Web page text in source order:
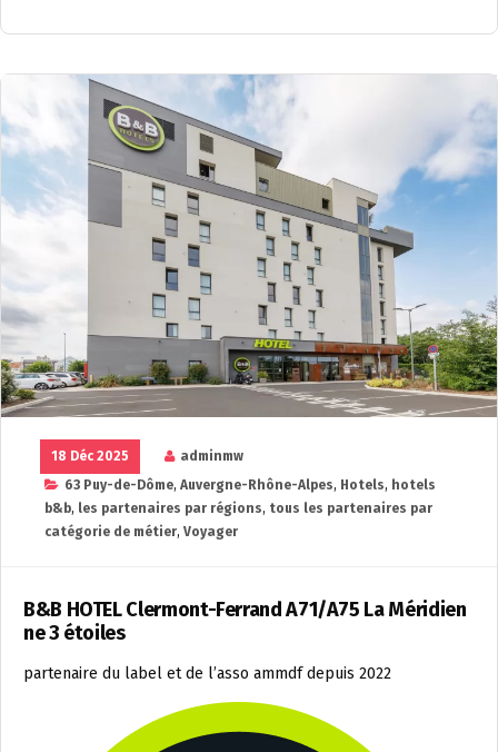
18 Déc 2025
adminmw
63 Puy-de-Dôme, Auvergne-Rhône-Alpes, Hotels, hotels
b&b, les partenaires par régions, tous les partenaires par
catégorie de métier, Voyager
B&B HOTEL Clermont-Ferrand A71/A75 La Méridien
ne 3 étoiles
partenaire du label et de l’asso ammdf depuis 2022